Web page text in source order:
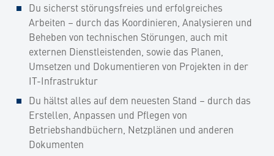
Du sicherst störungsfreies und erfolgreiches
Arbeiten – durch das Koordinieren, Analysieren und
Beheben von technischen Störungen, auch mit
externen Dienstleistenden, sowie das Planen,
Umsetzen und Dokumentieren von Projekten in der
IT-Infrastruktur
Du hältst alles auf dem neuesten Stand – durch das
Erstellen, Anpassen und Pflegen von
Betriebshandbüchern, Netzplänen und anderen
Dokumenten